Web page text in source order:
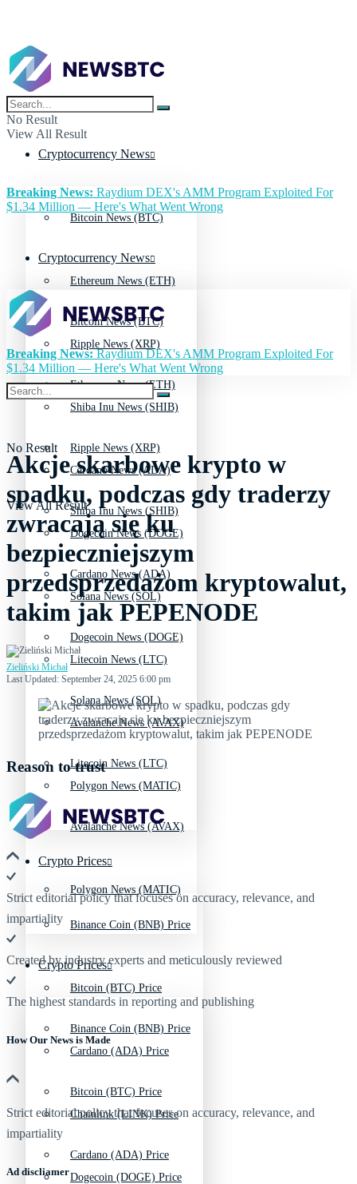
No Result
View All Result
Cryptocurrency News
Bitcoin News (BTC)
Ethereum News (ETH)
Ripple News (XRP)
Shiba Inu News (SHIB)
Cardano News (ADA)
Dogecoin News (DOGE)
Solana News (SOL)
Litecoin News (LTC)
Avalanche News (AVAX)
Polygon News (MATIC)
Crypto Prices
Binance Coin (BNB) Price
Bitcoin (BTC) Price
Cardano (ADA) Price
Chainlink (LINK) Price
Dogecoin (DOGE) Price
Breaking News: Raydium DEX's AMM Program Exploited For
$1.34 Million — Here's What Went Wrong
Cryptocurrency News
Bitcoin News (BTC)
Ethereum News (ETH)
Ripple News (XRP)
Shiba Inu News (SHIB)
Cardano News (ADA)
Dogecoin News (DOGE)
Solana News (SOL)
Litecoin News (LTC)
Avalanche News (AVAX)
Polygon News (MATIC)
Crypto Prices
Binance Coin (BNB) Price
Bitcoin (BTC) Price
Cardano (ADA) Price
No Result
View All Result
Breaking News:Raydium DEX's AMM Program Exploited For
$1.34 Million — Here's What Went Wrong
Akcje skarbowe krypto w
spadku, podczas gdy traderzy
zwracają się ku
bezpieczniejszym
przedsprzedażom kryptowalut,
takim jak PEPENODE
Zieliński Michał
Last Updated: September 24, 2025 6:00 pm
Reason to trust
Strict editorial policy that focuses on accuracy, relevance, and
impartiality
Created by industry experts and meticulously reviewed
The highest standards in reporting and publishing
How Our News is Made
Strict editorial policy that focuses on accuracy, relevance, and
impartiality
Ad discliamer